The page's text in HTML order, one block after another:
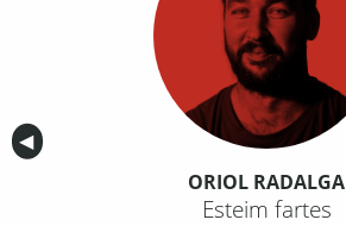
Anterior
◀︎
ORIOL RADALGA
Esteim fartes